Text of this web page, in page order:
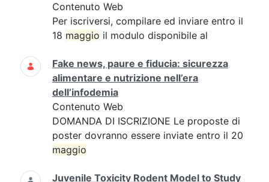
Contenuto Web
Per iscriversi, compilare ed inviare entro il
18 maggio il modulo disponibile al
Fake news, paure e fiducia: sicurezza
alimentare e nutrizione nell’era
dell’infodemia
Contenuto Web
DOMANDA DI ISCRIZIONE Le proposte di
poster dovranno essere inviate entro il 20
maggio
Juvenile Toxicity Rodent Model to Study